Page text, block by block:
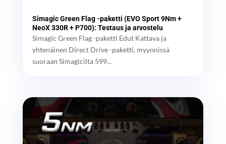
Simagic Green Flag -paketti (EVO Sport 9Nm +
NeoX 330R + P700): Testaus ja arvostelu
Simagic Green Flag -paketti Edut Kattava ja
yhtenäinen Direct Drive -paketti, myynnissä
suoraan Simagicilta 599...